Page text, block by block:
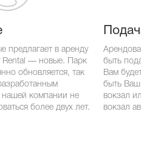
предлагает в аренду
Rental — новые. Парк
обновляется, так
компании не
более двух лет.
быть
Вам
быть Ваш
вокзал
вокзал